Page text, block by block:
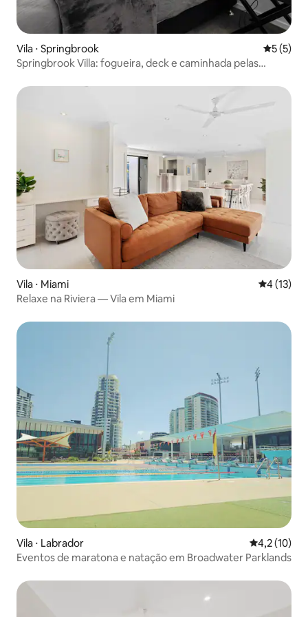
Vila ⋅ Springbrook 5 de
5 (5)
Springbrook Villa: fogueira, deck e caminhada pelas
Vila ⋅ Miami 4 de uma
4 (13)
Relaxe na Riviera — Vila em Miami
Vila ⋅ Labrador 4,2 de uma
4,2 (10)
Eventos de maratona e natação em Broadwater Parklands